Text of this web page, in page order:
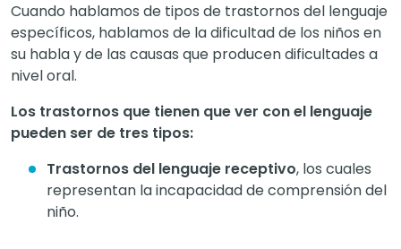
Cuando hablamos de tipos de trastornos del lenguaje
específicos, hablamos de la dificultad de los niños en
su habla y de las causas que producen dificultades a
nivel oral.
Los trastornos que tienen que ver con el lenguaje
pueden ser de tres tipos:
Trastornos del lenguaje receptivo, los cuales
representan la incapacidad de comprensión del
niño.